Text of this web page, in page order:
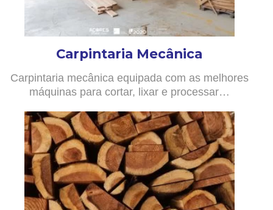
Carpintaria Mecânica
Carpintaria mecânica equipada com as melhores
máquinas para cortar, lixar e processar…